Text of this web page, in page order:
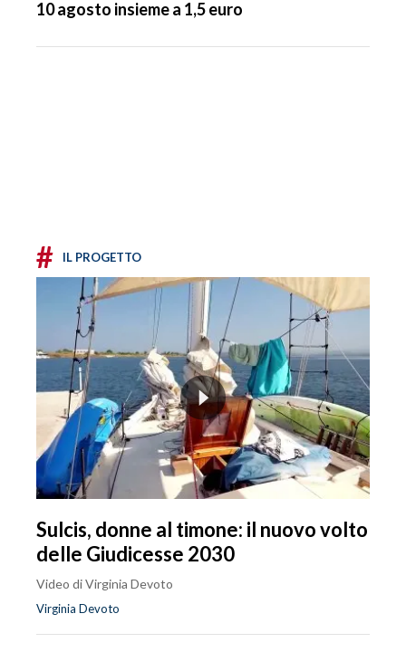
10 agosto insieme a 1,5 euro
# IL PROGETTO
Sulcis, donne al timone: il nuovo volto
delle Giudicesse 2030
Video di Virginia Devoto
Virginia Devoto